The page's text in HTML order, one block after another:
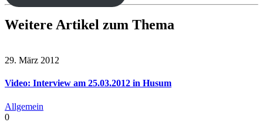
Weitere Artikel zum Thema
29. März 2012
Video: Interview am 25.03.2012 in Husum
Allgemein
0